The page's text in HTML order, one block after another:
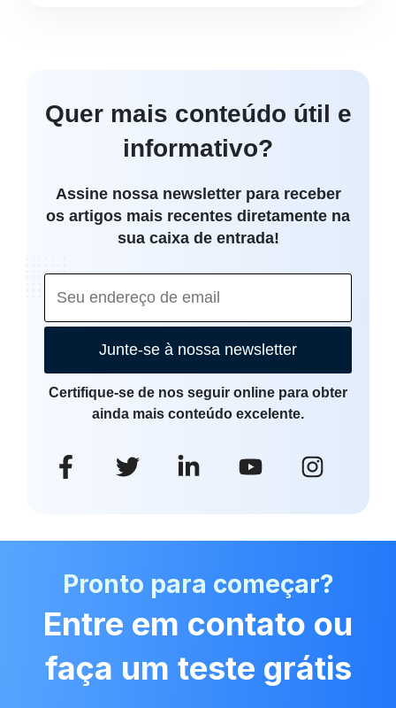
Quer mais conteúdo útil e
informativo?
Assine nossa newsletter para receber
os artigos mais recentes diretamente na
sua caixa de entrada!
Junte-se à nossa newsletter
Certifique-se de nos seguir online para obter
ainda mais conteúdo excelente.
Pronto para começar?
Entre em contato ou
faça um teste grátis